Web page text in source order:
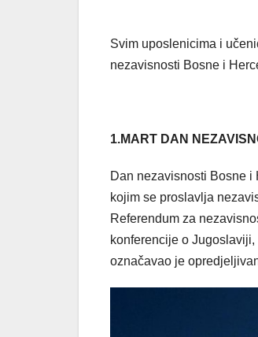
Svim uposlenicima i
nezavisnosti Bosne i
1.MART DAN
Dan nezavisnosti Bosne
kojim se proslavlja
Referendum za
konferencije o
označavao je